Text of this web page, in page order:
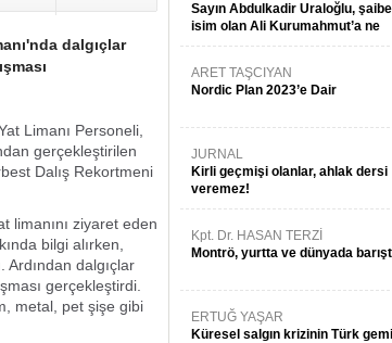
dalgıçlar
Limanı Personeli,
gerçekleştirilen
Dalış Rekortmeni
limanını ziyaret eden
bilgi alırken,
dalgıçlar
gerçekleştirdi.
metal, pet şişe gibi
Sayın Abdulkadir Uraloğlu,
isim olan Ali Kurumahmut’a ne
danışıyorsunuz?
ARET TAŞCIYAN
Nordic Plan 2023’e Dair
JURNAL
Kirli geçmişi olanlar, ahlak dersi
veremez!
Kpt. Dr. HASAN TERZİ
Montrö, yurtta ve dünyada
ERTUĞ YAŞAR
Küresel salgın krizinin Türk gemi